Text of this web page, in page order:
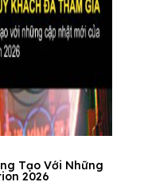
Tạo Với Những
2026